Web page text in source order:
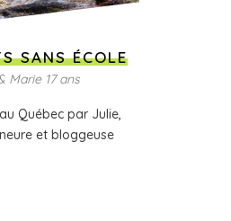
SANS ÉCOLE
Marie 17 ans
Québec par Julie,
et bloggeuse